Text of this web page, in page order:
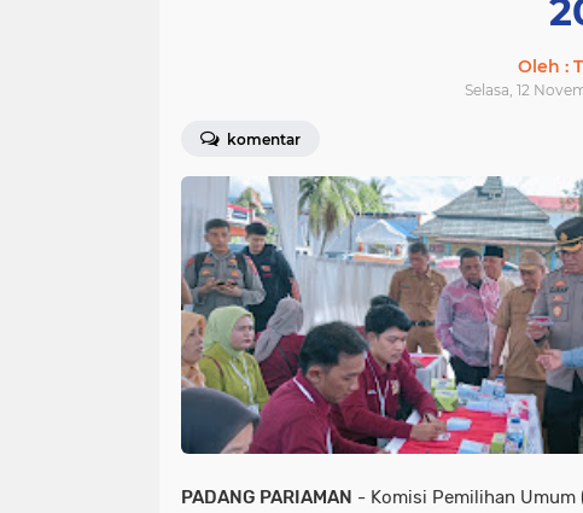
Oleh :
Selasa, 12
komentar
PADANG PARIAMAN - Komisi Pemilihan Umum